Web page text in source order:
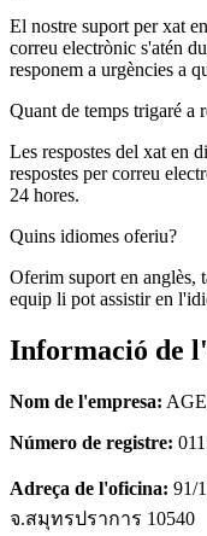
El nostre suport per xat
correu electrònic s'atén
responem a urgències a
Quant de temps trigaré a
Les respostes del xat en
respostes per correu
24 hores.
Quins idiomes oferiu?
Oferim suport en anglès,
equip li pot assistir en
Informació de
Nom de l'empresa:
Número de registre:
Adreça de l'oficina: 91/
จ.สมุทรปราการ 10540